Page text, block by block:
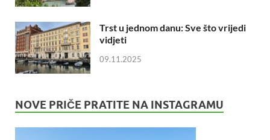
Trst u jednom danu: Sve što vrijedi
vidjeti
09.11.2025
NOVE PRIČE PRATITE NA INSTAGRAMU